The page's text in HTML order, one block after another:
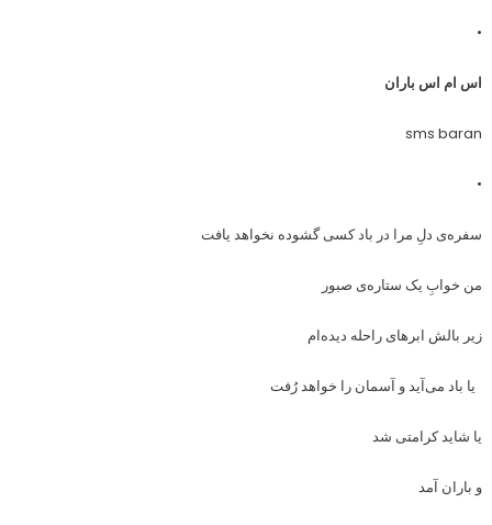
•
اس ام اس باران
sms baran
•
سفره‌ی دلِ مرا در باد کسی گشوده نخواهد یافت
من خوابِ یک ستاره‌ی صبور
زیر بالش ابرهای راحله دیده‌ام
یا باد می‌آید و آسمان را خواهد رُفت
یا شاید کرامتی شد
و باران آمد